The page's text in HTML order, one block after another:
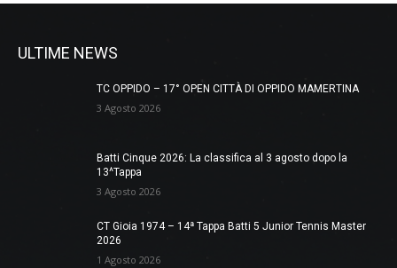
ULTIME NEWS
TC OPPIDO – 17° OPEN CITTÀ DI OPPIDO MAMERTINA
3 Agosto 2026
Batti Cinque 2026: La classifica al 3 agosto dopo la
13^Tappa
3 Agosto 2026
CT Gioia 1974 – 14ª Tappa Batti 5 Junior Tennis Master
2026
1 Agosto 2026